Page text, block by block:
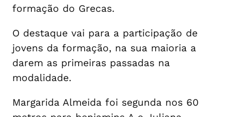
formação do Grecas.
O destaque vai para a participação de
jovens da formação, na sua maioria a
darem as primeiras passadas na
modalidade.
Margarida Almeida foi segunda nos 60